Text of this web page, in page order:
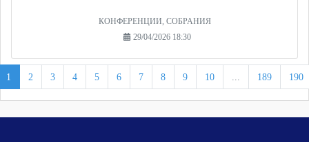
КОНФЕРЕНЦИИ, СОБРАНИЯ
29/04/2026 18:30
1 2 3 4 5 6 7 8 9 10 ... 189 190